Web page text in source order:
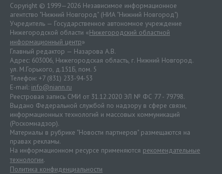
Copyright © 1999—2026 Независимое информационное
агентство "Нижний Новгород" (НИА "Нижний Новгород")
Учредитель — Государственное автономное учреждение
Нижегородской области «Нижегородский областной
информационный центр»
Главный редактор — Назарова А.В.
Адрес: 603006, Нижегородская область, г. Нижний Новгород.
ул. М.Горького, д.151Б, пом. 5
Телефон: +7 (831) 233-94-53
E-mail: info@niann.ru
Реестровая запись СМИ от 31.12.2020 ЭЛ № ФС 77 - 79798.
Выдано Федеральной службой по надзору в сфере связи,
информационных технологий и массовых коммуникаций
(Роскомнадзор).
Материалы в рубрике "Новости партнеров" размещаются на
правах рекламы.
На информационном ресурсе применяются рекомендательные
технологии.
Политика конфиденциальности